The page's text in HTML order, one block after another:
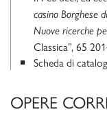
casino Borghese
Nuove ricerche
Classica”, 65
Scheda di
OPERE